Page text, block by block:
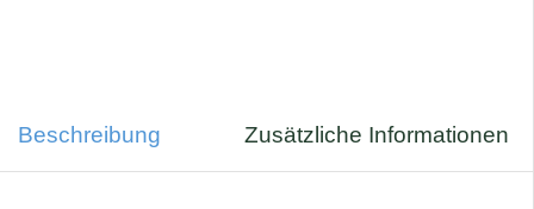
Beschreibung Zusätzliche Informationen